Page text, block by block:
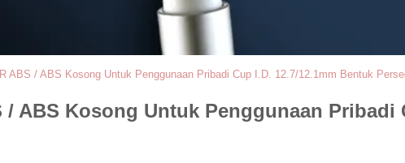
ABS / ABS Kosong Untuk Penggunaan Pribadi Cup I.D. 12.7/12.1mm Bentuk
ABS Kosong Untuk Penggunaan Pribadi